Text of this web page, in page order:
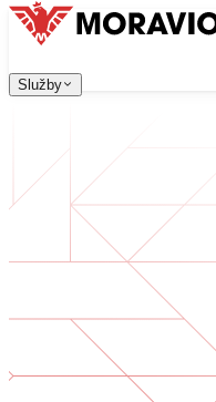
Služby
Vývoj software
Webové aplikace, které
Digitální transformace
Digitalizujte své
Vývoj AI software
AI nástroje na míru
English
Kontaktujte nás